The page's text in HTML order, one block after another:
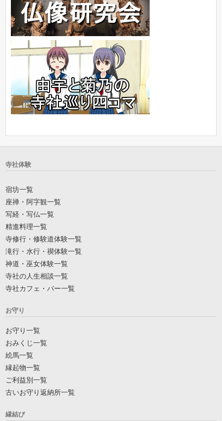
寺社体験
宿坊一覧
座禅・阿字観一覧
写経・写仏一覧
精進料理一覧
寺修行・修験道体験一覧
滝行・水行・禊体験一覧
神道・巫女体験一覧
寺社の人生相談一覧
寺社カフェ・バー一覧
お守り
お守り一覧
おみくじ一覧
絵馬一覧
縁起物一覧
ご利益別一覧
古いお守り返納所一覧
縁結び